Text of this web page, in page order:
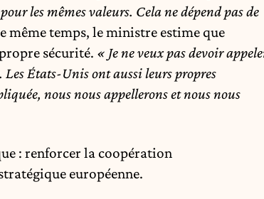
les mêmes valeurs. Cela ne dépend pas de
même temps, le ministre estime que
sécurité. « Je ne veux pas devoir
Les États-Unis ont aussi leurs propres
nous nous appellerons et nous nous
: renforcer la coopération
européenne.